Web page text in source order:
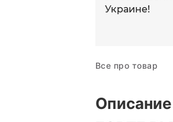
Украине!
Все про товар